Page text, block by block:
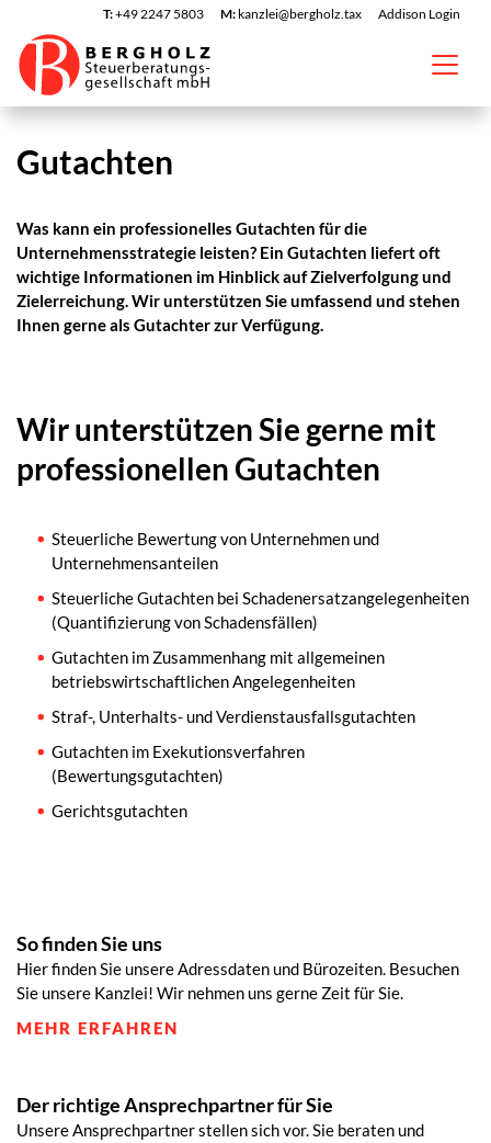
T:+49 2247 5803 M:kanzlei@bergholz.tax Addison Login
Gutachten
Was kann ein professionelles Gutachten für die
Unternehmensstrategie leisten? Ein Gutachten liefert oft
wichtige Informationen im Hinblick auf Zielverfolgung und
Zielerreichung. Wir unterstützen Sie umfassend und stehen
Ihnen gerne als Gutachter zur Verfügung.
Wir unterstützen Sie gerne mit
professionellen Gutachten
Steuerliche Bewertung von Unternehmen und
Unternehmensanteilen
Steuerliche Gutachten bei Schadenersatzangelegenheiten
(Quantifizierung von Schadensfällen)
Gutachten im Zusammenhang mit allgemeinen
betriebswirtschaftlichen Angelegenheiten
Straf-, Unterhalts- und Verdienstausfallsgutachten
Gutachten im Exekutionsverfahren
(Bewertungsgutachten)
Gerichtsgutachten
So finden Sie uns
Hier finden Sie unsere Adressdaten und Bürozeiten. Besuchen
Sie unsere Kanzlei! Wir nehmen uns gerne Zeit für Sie.
MEHR ERFAHREN
Der richtige Ansprechpartner für Sie
Unsere Ansprechpartner stellen sich vor. Sie beraten und